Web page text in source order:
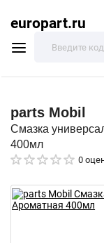
europart.ru
parts Mobil
Смазка
400мл
0